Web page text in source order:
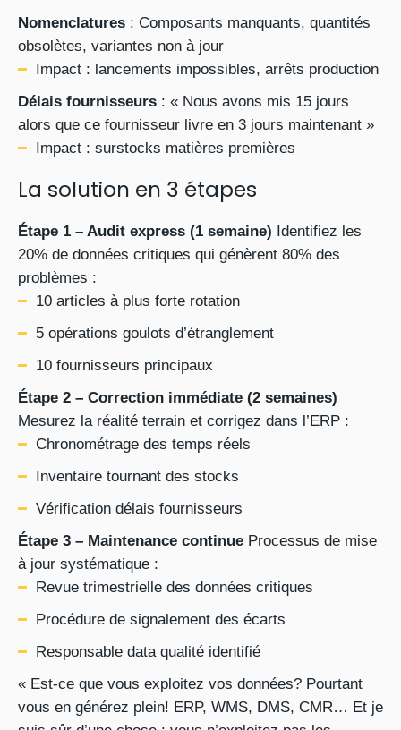
Nomenclatures : Composants manquants, quantités
obsolètes, variantes non à jour
Impact : lancements impossibles, arrêts production
Délais fournisseurs : « Nous avons mis 15 jours
alors que ce fournisseur livre en 3 jours maintenant »
Impact : surstocks matières premières
La solution en 3 étapes
Étape 1 – Audit express (1 semaine) Identifiez les
20% de données critiques qui génèrent 80% des
problèmes :
10 articles à plus forte rotation
5 opérations goulots d’étranglement
10 fournisseurs principaux
Étape 2 – Correction immédiate (2 semaines)
Mesurez la réalité terrain et corrigez dans l’ERP :
Chronométrage des temps réels
Inventaire tournant des stocks
Vérification délais fournisseurs
Étape 3 – Maintenance continue Processus de mise
à jour systématique :
Revue trimestrielle des données critiques
Procédure de signalement des écarts
Responsable data qualité identifié
« Est-ce que vous exploitez vos données? Pourtant
vous en générez plein! ERP, WMS, DMS, CMR… Et je